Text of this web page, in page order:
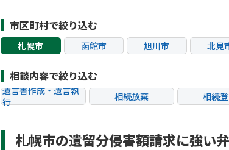
市区町村で絞り込む
札幌市 函館市 旭川市 北見
相談内容で絞り込む
遺言書作成・遺言執
行
相続放棄 相続
贈与税
生前対策 相続人
札幌市の遺留分侵害額請求に強い